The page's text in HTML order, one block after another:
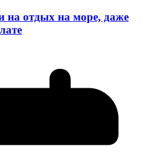
на отдых на море, даже